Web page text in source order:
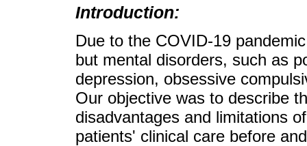
Introduction:
Due to the COVID-19
but mental disorders, such as
depression, obsessive
Our objective was to describe
disadvantages and limitations
patients' clinical care before